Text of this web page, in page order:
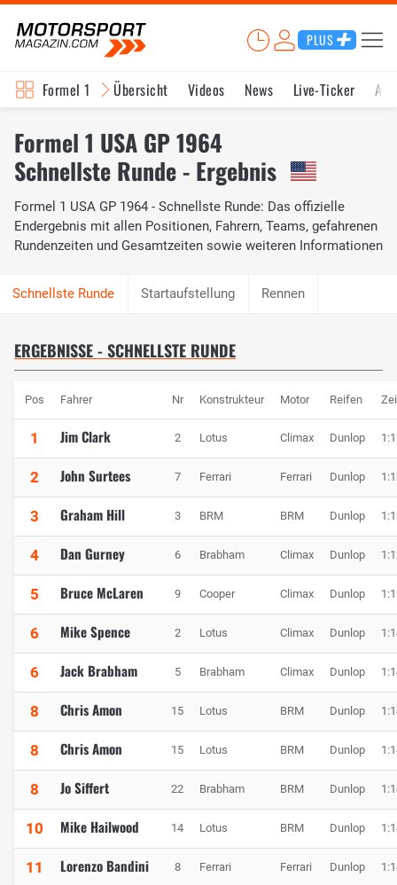
PLUS
Formel 1 Übersicht Videos News Live-Ticker
Formel 1 USA GP 1964
Schnellste Runde - Ergebnis
Formel 1 USA GP 1964 - Schnellste Runde: Das offizielle
Endergebnis mit allen Positionen, Fahrern, Teams, gefahrenen
Rundenzeiten und Gesamtzeiten sowie weiteren Informationen
Startaufstellung Rennen
ERGEBNISSE - SCHNELLSTE RUNDE
Pos Fahrer Nr Konstrukteur Motor Reifen
1 Jim Clark 2 Lotus Climax Dunlop
2 John Surtees 7 Ferrari Ferrari Dunlop
3 Graham Hill 3 BRM BRM Dunlop
4 Dan Gurney 6 Brabham Climax Dunlop
5 Bruce McLaren 9 Cooper Climax Dunlop
6 Mike Spence 2 Lotus Climax Dunlop
6 Jack Brabham 5 Brabham Climax Dunlop
8 Chris Amon 15 Lotus BRM Dunlop
8 Chris Amon 15 Lotus BRM Dunlop
8 Jo Siffert 22 Brabham BRM Dunlop
10 Mike Hailwood 14 Lotus BRM Dunlop
11 Lorenzo Bandini 8 Ferrari Ferrari Dunlop